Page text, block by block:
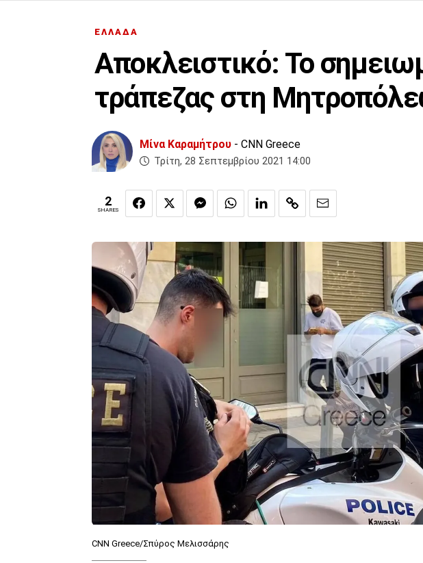
ΕΛΛΑΔΑ
Αποκλειστικό: Το
τράπεζας στη
Μίνα Καραμήτρου - CNN Greece
Τρίτη, 28 Σεπτεμβρίου 2021 14:00
2
SHARES
CNN Greece/Σπύρος Μελισσάρης